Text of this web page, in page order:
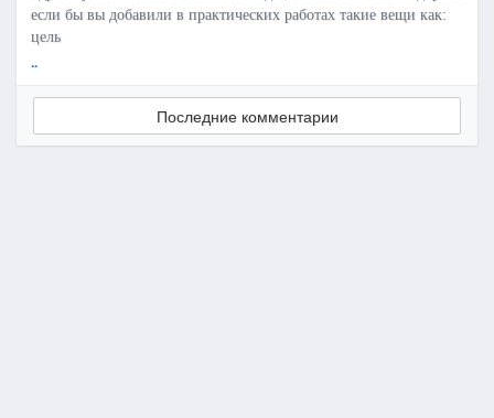
если бы вы добавили в практических работах такие вещи как:
цель
..
Последние комментарии